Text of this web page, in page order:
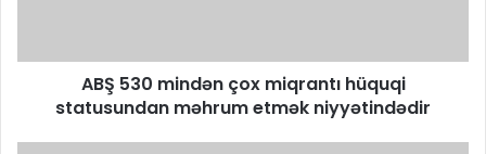
ABŞ 530 mindən çox miqrantı hüquqi
statusundan məhrum etmək niyyətindədir